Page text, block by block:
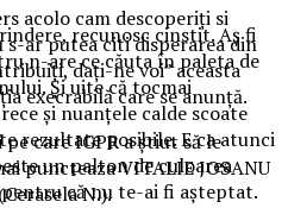
acolo cam descoperiți si
ar putea citi disperarea din
dați-ne voi” aceasta
execrabilă care se anunță.
care IGPR a știut să le
puncteaza VITALIE JOSANU
N.).
recunosc cinstit. Aș fi
n-are ce căuta în paleta de
Și uite că tocmai
și nuanțele calde scoate
rezultate posibile. E ca atunci
un palton de culoarea
că nu te-ai fi așteptat.